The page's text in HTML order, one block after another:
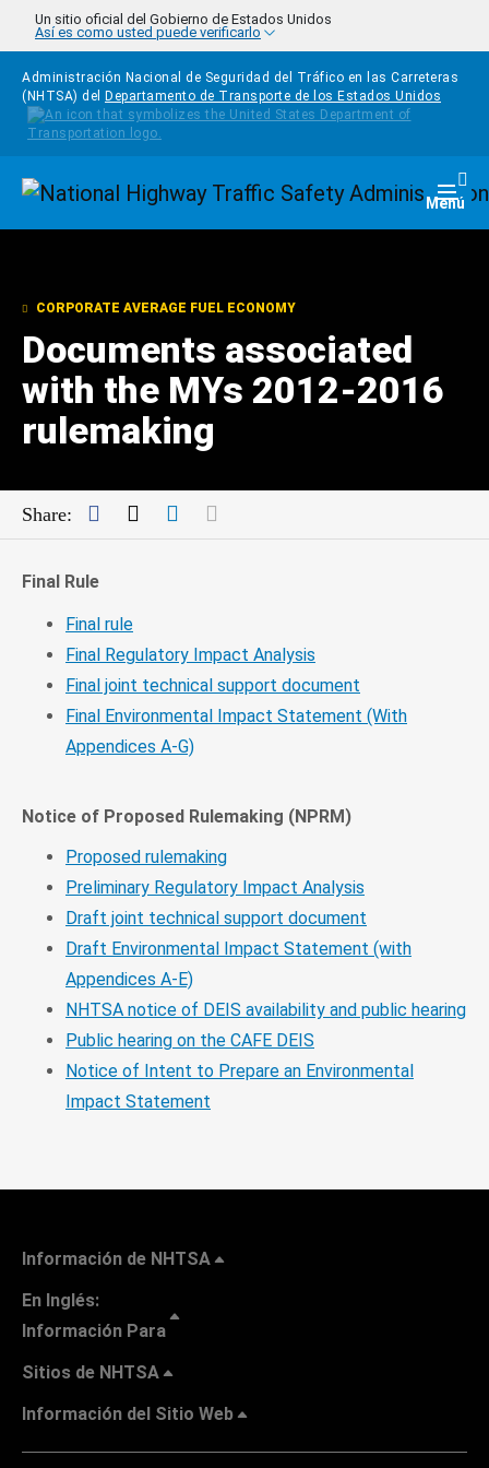
Pasar al contenido principal
Un sitio oficial del Gobierno de Estados Unidos
Así es como usted puede verificarlo
Administración Nacional de Seguridad del Tráfico en las Carreteras
(NHTSA) del
Departamento de Transporte de los Estados Unidos
Homepage Menú
CORPORATE AVERAGE FUEL ECONOMY
Documents associated
with the MYs 2012-2016
rulemaking
Share: Facebook
TwitterLinkedIn
Final Rule
Final rule
Final Regulatory Impact Analysis
Final joint technical support document
Final Environmental Impact Statement (With
Appendices A-G)
Notice of Proposed Rulemaking (NPRM)
Proposed rulemaking
Preliminary Regulatory Impact Analysis
Draft joint technical support document
Draft Environmental Impact Statement (with
Appendices A-E)
NHTSA notice of DEIS availability and public hearing
Public hearing on the CAFE DEIS
Notice of Intent to Prepare an Environmental
Impact Statement
Información de NHTSA
En Inglés:
Información Para
Sitios de NHTSA
Información del Sitio Web